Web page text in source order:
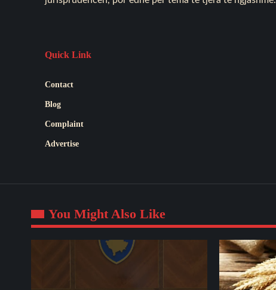
Quick Link
Contact
Blog
Complaint
Advertise
You Might Also Like